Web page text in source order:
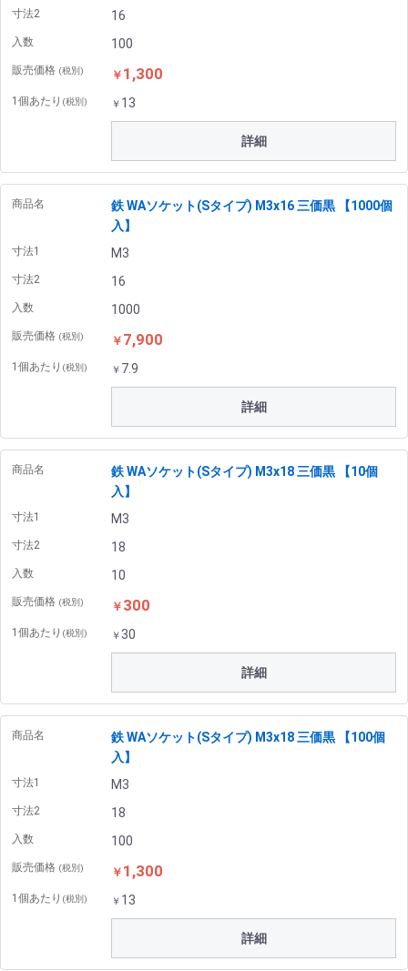
寸法2 16
入数 100
販売価格 (税別) ￥ 1,300
1個あたり (税別) ￥ 13
詳細
商品名
鉄 WAソケット(Sタイプ) M3x16 三価黒 【1000個
入】
寸法1 M3
寸法2 16
入数 1000
販売価格 (税別) ￥ 7,900
1個あたり (税別) ￥ 7.9
詳細
商品名
鉄 WAソケット(Sタイプ) M3x18 三価黒 【10個
入】
寸法1 M3
寸法2 18
入数 10
販売価格 (税別) ￥ 300
1個あたり (税別) ￥ 30
詳細
商品名
鉄 WAソケット(Sタイプ) M3x18 三価黒 【100個
入】
寸法1 M3
寸法2 18
入数 100
販売価格 (税別) ￥ 1,300
1個あたり (税別) ￥ 13
詳細